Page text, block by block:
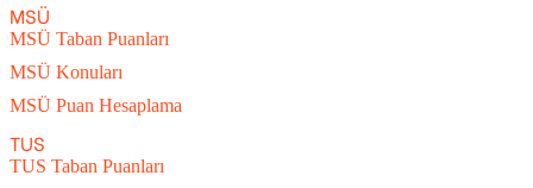
MSÜ
MSÜ Taban Puanları
MSÜ Konuları
MSÜ Puan Hesaplama
TUS
TUS Taban Puanları